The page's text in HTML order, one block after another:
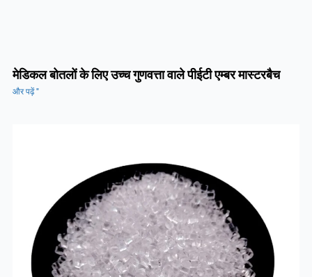
मेडिकल बोतलों के लिए उच्च गुणवत्ता वाले पीईटी एम्बर मास्टरबैच
और पढ़ें "